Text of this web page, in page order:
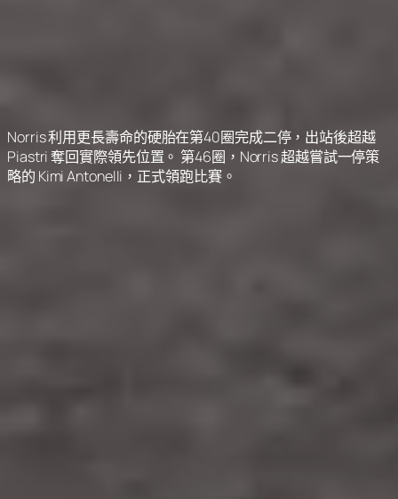
Norris 利用更長壽命的硬胎在第40圈完成二停，出站後超越
Piastri 奪回實際領先位置。 第46圈，Norris 超越嘗試一停策
略的 Kimi Antonelli，正式領跑比賽。